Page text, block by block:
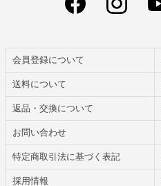
会員登録について
送料について
返品・交換について
お問い合わせ
特定商取引法に基づく表記
採用情報